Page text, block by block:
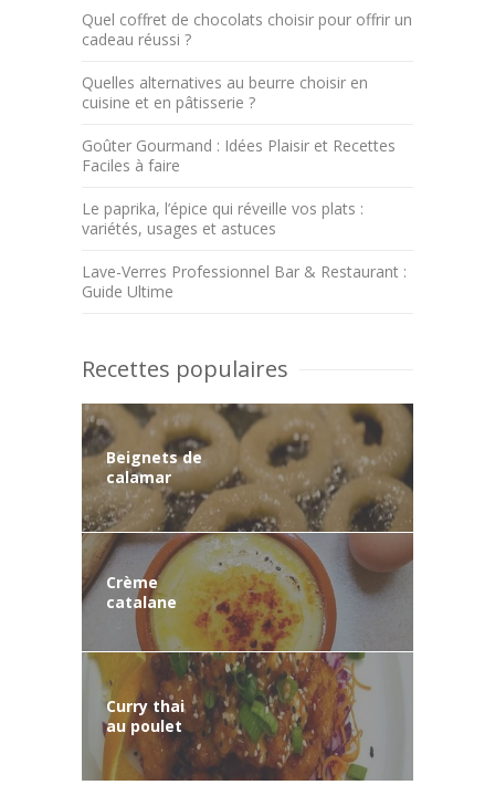
Quel coffret de chocolats choisir pour offrir un
cadeau réussi ?
Quelles alternatives au beurre choisir en
cuisine et en pâtisserie ?
Goûter Gourmand : Idées Plaisir et Recettes
Faciles à faire
Le paprika, l’épice qui réveille vos plats :
variétés, usages et astuces
Lave-Verres Professionnel Bar & Restaurant :
Guide Ultime
Recettes populaires
Beignets de
calamar
Crème
catalane
Curry thai
au poulet